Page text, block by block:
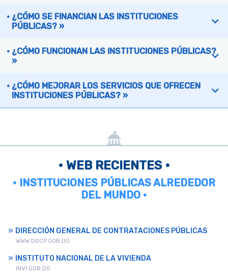
¿CÓMO SE FINANCIAN LAS INSTITUCIONES
PÚBLICAS? »
¿CÓMO FUNCIONAN LAS INSTITUCIONES PÚBLICAS?
»
¿CÓMO MEJORAR LOS SERVICIOS QUE OFRECEN
INSTITUCIONES PÚBLICAS? »
• WEB RECIENTES •
• INSTITUCIONES PÚBLICAS ALREDEDOR
DEL MUNDO •
DIRECCIÓN GENERAL DE CONTRATACIONES PÚBLICAS
WWW.DGCP.GOB.DO
INSTITUTO NACIONAL DE LA VIVIENDA
INVI.GOB.DO